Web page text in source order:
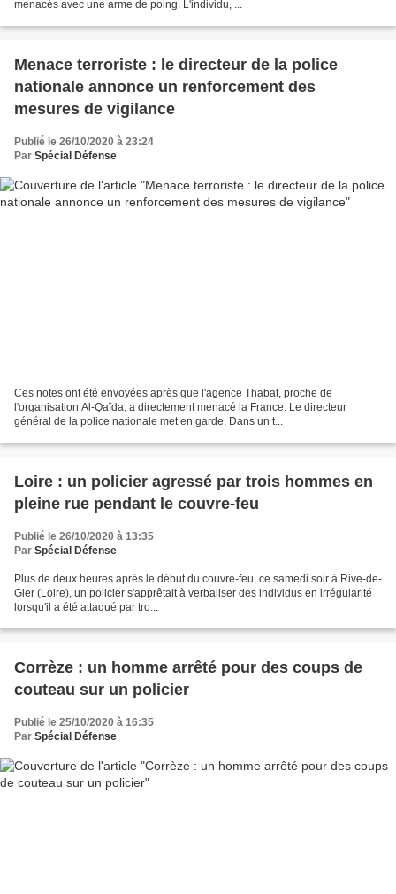
menacés avec une arme de poing. L'individu, ...
Menace terroriste : le directeur de la police
nationale annonce un renforcement des
mesures de vigilance
Publié le 26/10/2020 à 23:24
Par Spécial Défense
Ces notes ont été envoyées après que l'agence Thabat, proche de
l'organisation Al-Qaïda, a directement menacé la France. Le directeur
général de la police nationale met en garde. Dans un t...
Loire : un policier agressé par trois hommes en
pleine rue pendant le couvre-feu
Publié le 26/10/2020 à 13:35
Par Spécial Défense
Plus de deux heures après le début du couvre-feu, ce samedi soir à Rive-de-
Gier (Loire), un policier s'apprêtait à verbaliser des individus en irrégularité
lorsqu'il a été attaqué par tro...
Corrèze : un homme arrêté pour des coups de
couteau sur un policier
Publié le 25/10/2020 à 16:35
Par Spécial Défense